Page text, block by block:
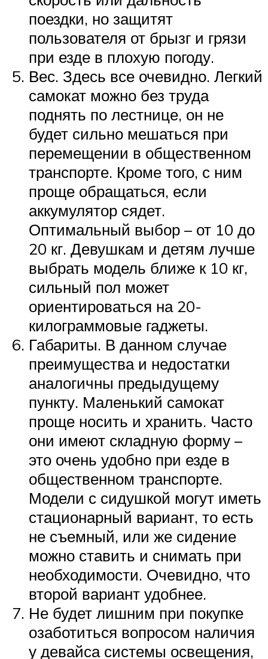
поездки, но защитят
пользователя от брызг и грязи
при езде в плохую погоду.
Вес. Здесь все очевидно. Легкий
самокат можно без труда
поднять по лестнице, он не
будет сильно мешаться при
перемещении в общественном
транспорте. Кроме того, с ним
проще обращаться, если
аккумулятор сядет.
Оптимальный выбор – от 10 до
20 кг. Девушкам и детям лучше
выбрать модель ближе к 10 кг,
сильный пол может
ориентироваться на 20-
килограммовые гаджеты.
Габариты. В данном случае
преимущества и недостатки
аналогичны предыдущему
пункту. Маленький самокат
проще носить и хранить. Часто
они имеют складную форму –
это очень удобно при езде в
общественном транспорте.
Модели с сидушкой могут иметь
стационарный вариант, то есть
не съемный, или же сидение
можно ставить и снимать при
необходимости. Очевидно, что
второй вариант удобнее.
Не будет лишним при покупке
озаботиться вопросом наличия
у девайса системы освещения,